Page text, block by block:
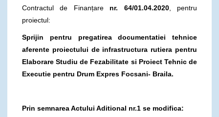
Contractul de Finanțare nr. 64/01.04.2020, pentru
proiectul:
Sprijin pentru pregatirea documentatiei tehnice
aferente proiectului de infrastructura rutiera pentru
Elaborare Studiu de Fezabilitate si Proiect Tehnic de
Executie pentru Drum Expres Focsani- Braila.
Prin semnarea Actului Aditional nr.1 se modifica: